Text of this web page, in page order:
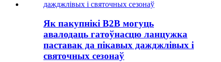
Як пакупнікі B2B могуць
авалодаць гатоўнасцю ланцужка
паставак да пікавых дажджлівых і
святочных сезонаў